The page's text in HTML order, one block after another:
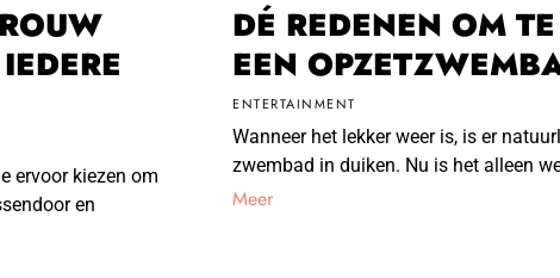
ervoor kiezen om
en
DÉ REDENEN OM
EEN
ENTERTAINMENT
Wanneer het lekker weer is, is er
zwembad in duiken. Nu is het alleen
Meer